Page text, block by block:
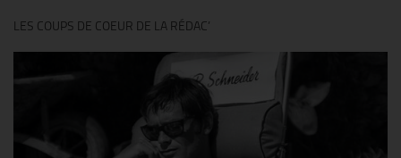
LES COUPS DE COEUR DE LA RÉDAC’